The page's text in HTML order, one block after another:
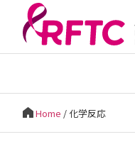
Home / 化学反応